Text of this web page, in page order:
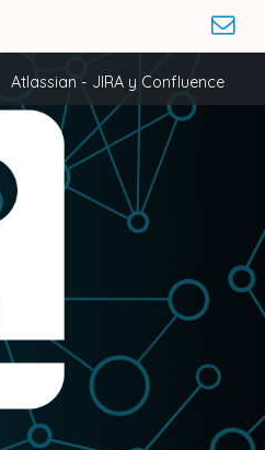
Atlassian - JIRA y Confluence